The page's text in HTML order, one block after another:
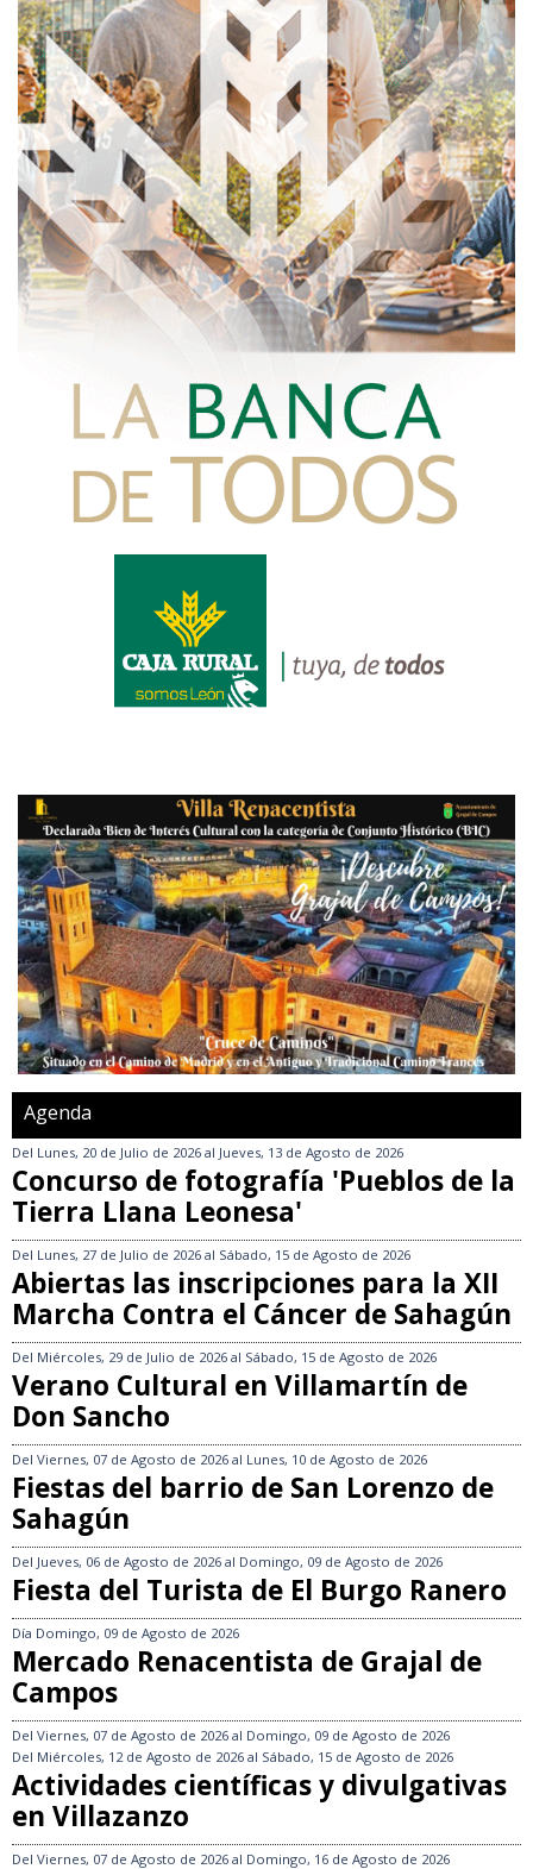
Agenda
Del Lunes, 20 de Julio de 2026 al Jueves, 13 de Agosto de 2026
Concurso de fotografía 'Pueblos de la
Tierra Llana Leonesa'
Del Lunes, 27 de Julio de 2026 al Sábado, 15 de Agosto de 2026
Abiertas las inscripciones para la XII
Marcha Contra el Cáncer de Sahagún
Del Miércoles, 29 de Julio de 2026 al Sábado, 15 de Agosto de 2026
Verano Cultural en Villamartín de
Don Sancho
Del Viernes, 07 de Agosto de 2026 al Lunes, 10 de Agosto de 2026
Fiestas del barrio de San Lorenzo de
Sahagún
Del Jueves, 06 de Agosto de 2026 al Domingo, 09 de Agosto de 2026
Fiesta del Turista de El Burgo Ranero
Día Domingo, 09 de Agosto de 2026
Mercado Renacentista de Grajal de
Campos
Del Viernes, 07 de Agosto de 2026 al Domingo, 09 de Agosto de 2026
Del Miércoles, 12 de Agosto de 2026 al Sábado, 15 de Agosto de 2026
Actividades científicas y divulgativas
en Villazanzo
Del Viernes, 07 de Agosto de 2026 al Domingo, 16 de Agosto de 2026